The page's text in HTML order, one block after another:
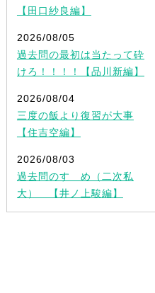
【田口紗良編】
2026/08/05
過去問の最初は当たって砕
けろ！！！！【品川新編】
2026/08/04
三度の飯より復習が大事
【住吉空編】
2026/08/03
過去問のすゝめ（二次私
大） 【井ノ上駿編】